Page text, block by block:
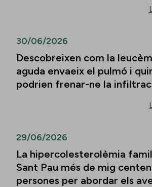
30/06/2026
Descobreixen com la
aguda envaeix el pulmó i
podrien frenar-ne la
29/06/2026
La hipercolesterolèmia
Sant Pau més de mig
persones per abordar els